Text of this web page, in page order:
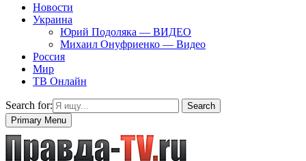
Новости
Украина
Юрий Подоляка — ВИДЕО
Михаил Онуфриенко — Видео
Россия
Мир
ТВ Онлайн
Search for:
Search
Primary Menu